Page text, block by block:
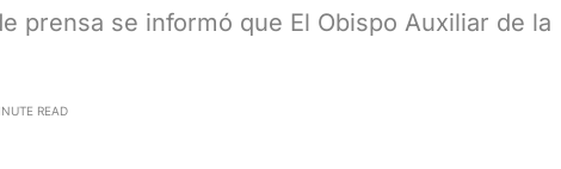
prensa se informó que El Obispo Auxiliar de la
READ